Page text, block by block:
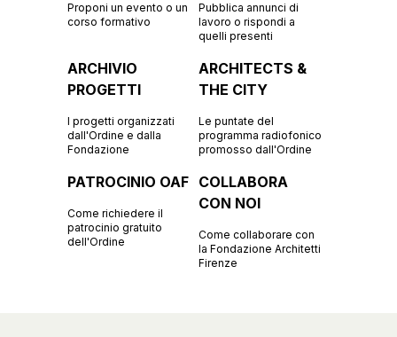
Proponi un evento o un
corso formativo
Pubblica annunci di
lavoro o rispondi a
quelli presenti
ARCHIVIO
PROGETTI
I progetti organizzati
dall'Ordine e dalla
Fondazione
ARCHITECTS &
THE CITY
Le puntate del
programma radiofonico
promosso dall'Ordine
PATROCINIO OAF
Come richiedere il
patrocinio gratuito
dell'Ordine
COLLABORA
CON NOI
Come collaborare con
la Fondazione Architetti
Firenze